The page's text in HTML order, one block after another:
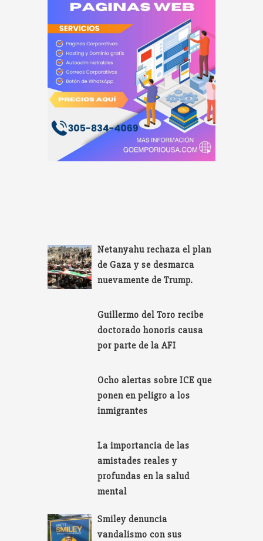
Netanyahu rechaza el plan
de Gaza y se desmarca
nuevamente de Trump.
Guillermo del Toro recibe
doctorado honoris causa
por parte de la AFI
Ocho alertas sobre ICE que
ponen en peligro a los
inmigrantes
La importancia de las
amistades reales y
profundas en la salud
mental
Smiley denuncia
vandalismo con sus